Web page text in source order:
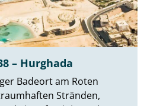
– Hurghada
Badeort am Roten
Stränden,